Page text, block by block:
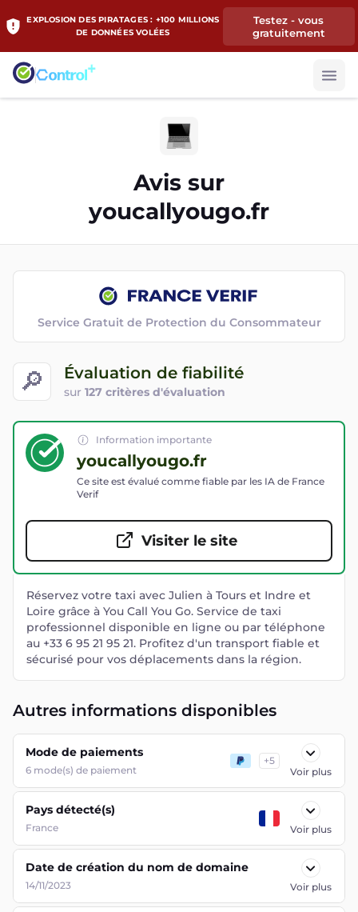
EXPLOSION DES PIRATAGES : +100 MILLIONS
DE DONNÉES VOLÉES
Testez - vous
gratuitement
Avis sur
youcallyougo.fr
🔎 Évaluation de fiabilité
sur 127 critères d'évaluation
Service Gratuit de Protection du Consommateur
Information importante
youcallyougo.fr
Ce site est évalué comme fiable par les IA de France
Verif
Visiter le site
Réservez votre taxi avec Julien à Tours et Indre et
Loire grâce à You Call You Go. Service de taxi
professionnel disponible en ligne ou par téléphone
au +33 6 95 21 95 21. Profitez d'un transport fiable et
sécurisé pour vos déplacements dans la région.
Autres informations disponibles
Mode de paiements
6 mode(s) de paiement
+5
Voir plus
Pays détecté(s)
France Voir plus
Date de création du nom de domaine
14/11/2023 Voir plus